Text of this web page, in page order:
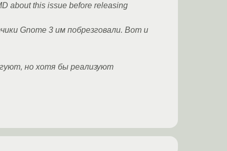
about this issue before releasing
Gnome 3 им побрезговали. Вот и
но хотя бы реализуют